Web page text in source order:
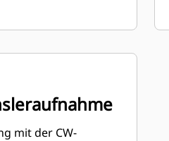
mit der CW-